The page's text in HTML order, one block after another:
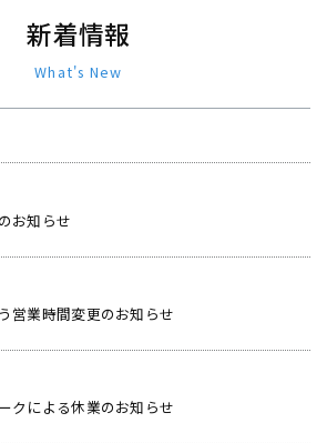
新着情報
What's New
お知らせ
業時間変更のお知らせ
クによる休業のお知らせ